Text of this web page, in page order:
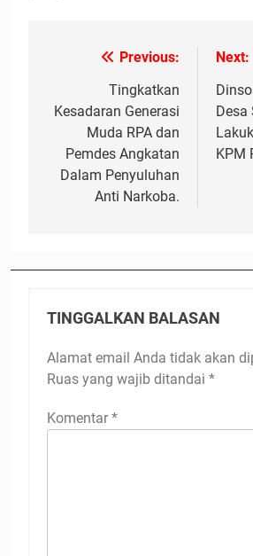
NavigasiPrevious:
Tingkatkan
Kesadaran Generasi
Muda RPA dan
Pemdes Angkatan
Dalam Penyuluhan
Anti Narkoba.
Next:
Desa
KPM
TINGGALKAN BALASAN
Alamat email Anda tidak akan
Ruas yang wajib ditandai *
Komentar *